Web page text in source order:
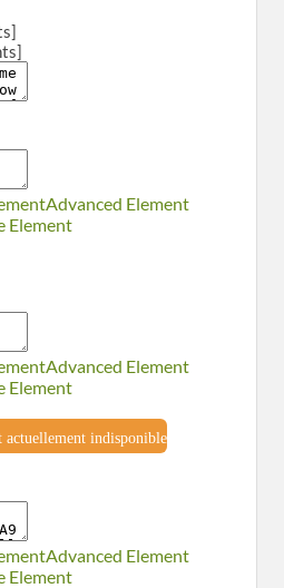
Advanced Element
Element
Advanced Element
Element
actuellement indisponible
Advanced Element
Element